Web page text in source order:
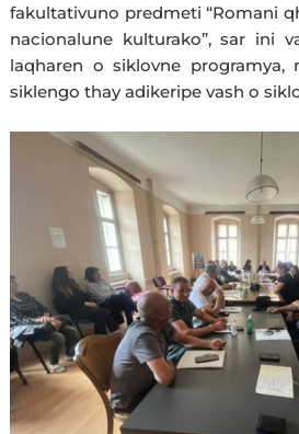
fakultativuno predmeti “Romani
nacionalune kulturako”, sar ini
laqharen o siklovne programya,
siklengo thay adikeripe vash o